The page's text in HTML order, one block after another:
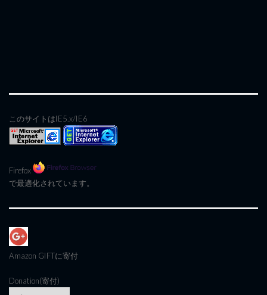
このサイトはIE5.x/IE6
Firefox
で最適化されています。
Amazon GIFTに寄付
Donation(寄付)